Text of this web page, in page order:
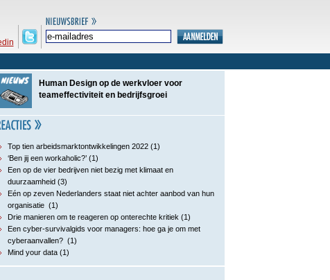
Human Design op de werkvloer voor
teameffectiviteit en bedrijfsgroei
Top tien arbeidsmarktontwikkelingen 2022 (1)
‘Ben jij een workaholic?’ (1)
Een op de vier bedrijven niet bezig met klimaat en
duurzaamheid (3)
Eén op zeven Nederlanders staat niet achter aanbod van hun
organisatie (1)
Drie manieren om te reageren op onterechte kritiek (1)
Een cyber-survivalgids voor managers: hoe ga je om met
cyberaanvallen? (1)
Mind your data (1)